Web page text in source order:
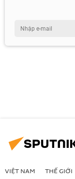
VIỆT NAM THẾ GIỚI